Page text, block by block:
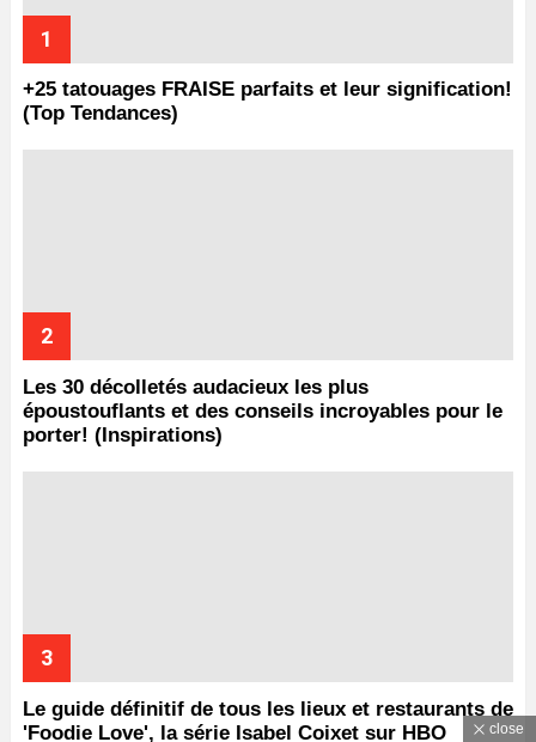
+25 tatouages ​​FRAISE parfaits et leur signification!
(Top Tendances)
Les 30 décolletés audacieux les plus
époustouflants et des conseils incroyables pour le
porter! (Inspirations)
Le guide définitif de tous les lieux et restaurants de
'Foodie Love', la série Isabel Coixet sur HBO
close